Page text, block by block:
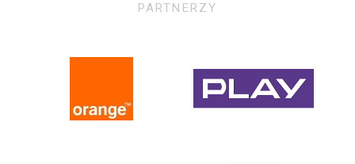
PARTNERZY